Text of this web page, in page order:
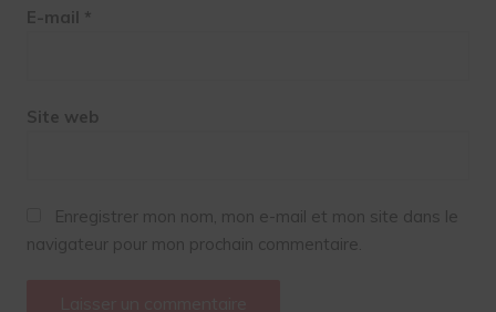
E-mail *
Site web
Enregistrer mon nom, mon e-mail et mon site dans le
navigateur pour mon prochain commentaire.